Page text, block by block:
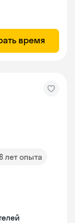
время
лет опыта